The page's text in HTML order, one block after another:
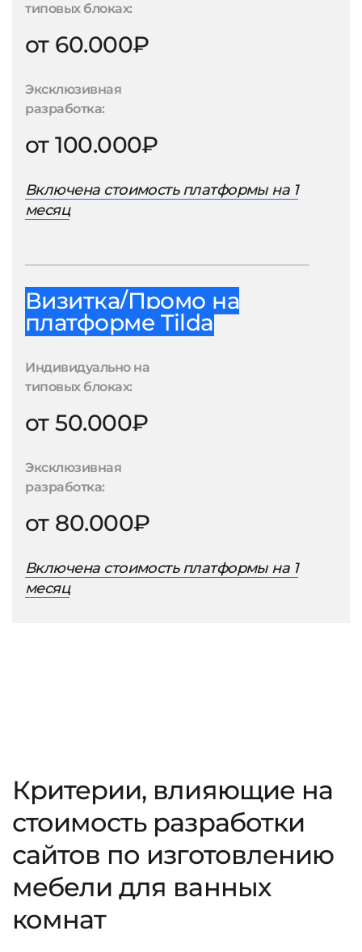
типовых блоках:
от 60.000₽
Эксклюзивная
разработка:
от 100.000₽
Включена стоимость платформы на 1
месяц
Визитка/Промо на
платформе Tilda
Индивидуально на
типовых блоках:
от 50.000₽
Эксклюзивная
разработка:
от 80.000₽
Включена стоимость платформы на 1
месяц
Критерии, влияющие на
стоимость разработки
сайтов по изготовлению
мебели для ванных
комнат